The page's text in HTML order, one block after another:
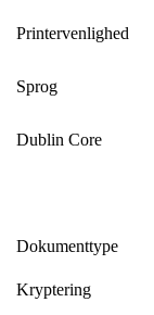
Printervenlighed
Sprog
Dublin Core
Dokumenttype
Kryptering